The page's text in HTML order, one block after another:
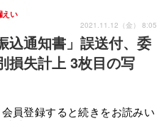
込通知書」誤送付、委
損失計上 3枚目の写
えい
2021.11.12（金） 8:05
員登録すると続きをお読みい